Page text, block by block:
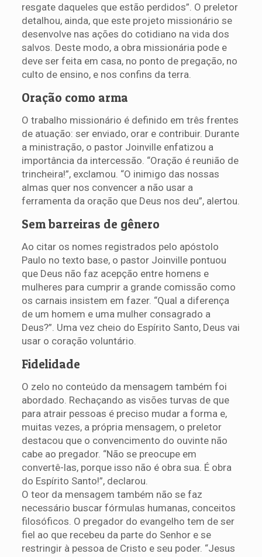
resgate daqueles que estão perdidos”. O preletor
detalhou, ainda, que este projeto missionário se
desenvolve nas ações do cotidiano na vida dos
salvos. Deste modo, a obra missionária pode e
deve ser feita em casa, no ponto de pregação, no
culto de ensino, e nos confins da terra.
Oração como arma
O trabalho missionário é definido em três frentes
de atuação: ser enviado, orar e contribuir. Durante
a ministração, o pastor Joinville enfatizou a
importância da intercessão. “Oração é reunião de
trincheira!”, exclamou. “O inimigo das nossas
almas quer nos convencer a não usar a
ferramenta da oração que Deus nos deu”, alertou.
Sem barreiras de gênero
Ao citar os nomes registrados pelo apóstolo
Paulo no texto base, o pastor Joinville pontuou
que Deus não faz acepção entre homens e
mulheres para cumprir a grande comissão como
os carnais insistem em fazer. “Qual a diferença
de um homem e uma mulher consagrado a
Deus?”. Uma vez cheio do Espírito Santo, Deus vai
usar o coração voluntário.
Fidelidade
O zelo no conteúdo da mensagem também foi
abordado. Rechaçando as visões turvas de que
para atrair pessoas é preciso mudar a forma e,
muitas vezes, a própria mensagem, o preletor
destacou que o convencimento do ouvinte não
cabe ao pregador. “Não se preocupe em
convertê-las, porque isso não é obra sua. É obra
do Espírito Santo!”, declarou.
O teor da mensagem também não se faz
necessário buscar fórmulas humanas, conceitos
filosóficos. O pregador do evangelho tem de ser
fiel ao que recebeu da parte do Senhor e se
restringir à pessoa de Cristo e seu poder. “Jesus